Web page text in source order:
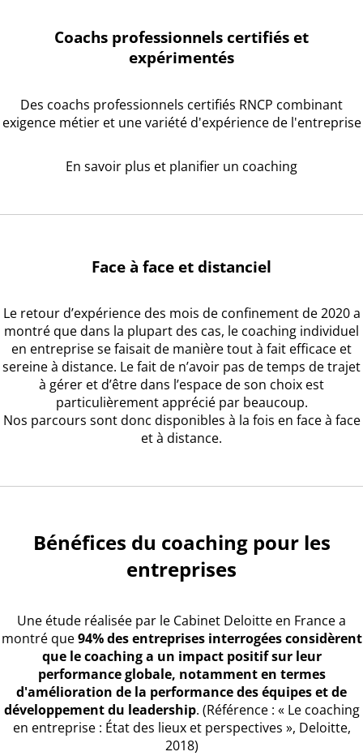
Coachs professionnels certifiés et
expérimentés
Des coachs professionnels certifiés RNCP combinant
exigence métier et une variété d'expérience de l'entreprise
En savoir plus et planifier un coaching
Face à face et distanciel
Le retour d’expérience des mois de confinement de 2020 a
montré que dans la plupart des cas, le coaching individuel
en entreprise se faisait de manière tout à fait efficace et
sereine à distance. Le fait de n’avoir pas de temps de trajet
à gérer et d’être dans l’espace de son choix est
particulièrement apprécié par beaucoup.
Nos parcours sont donc disponibles à la fois en face à face
et à distance.
Bénéfices du coaching pour les
entreprises
Une étude réalisée par le Cabinet Deloitte en France a
montré que94% des entreprises interrogées considèrent
que le coaching a un impact positif sur leur
performance globale, notamment en termes
d'amélioration de la performance des équipes et de
développement du leadership. (Référence : « Le coaching
en entreprise : État des lieux et perspectives », Deloitte,
2018)